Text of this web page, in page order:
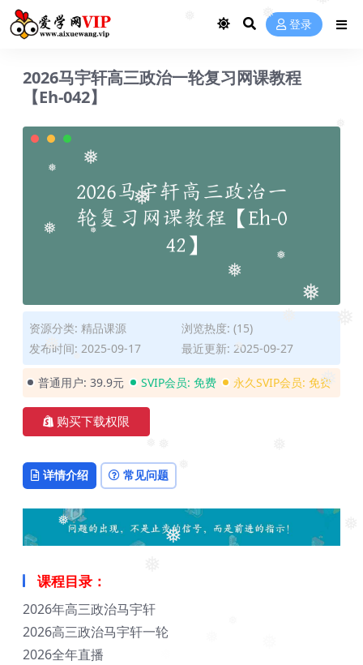
❅
❅
❅
❅
❅
❅
❅
❅
❅
❅
❅
❅ ❅
❅
登录
2026马宇轩高三政治一轮复习网课教程
【Eh-042】
资源分类: 精品课源
浏览热度: (15)
发布时间: 2025-09-17
最近更新: 2025-09-27
普通用户: 39.9元 SVIP会员: 免费 永久SVIP会员: 免费
购买下载权限
详情介绍 常见问题
课程目录：
2026年高三政治马宇轩
2026高三政治马宇轩一轮
2026全年直播